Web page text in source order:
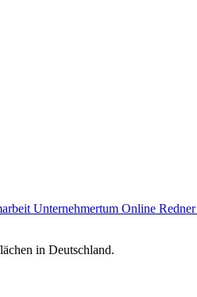
Unternehmertum Online Redner
in Deutschland.